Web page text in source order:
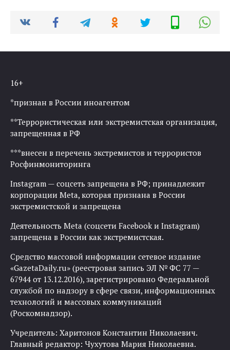
16+
*признан в России иноагентом
**Террористическая или экстремистская организация,
запрещенная в РФ
***внесен в перечень экстремистов и террористов
Росфинмониторинга
Instagram — соцсеть запрещена в РФ; принадлежит
корпорации Meta, которая признана в России
экстремистской и запрещена
Деятельность Meta (соцсети Facebook и Instagram)
запрещена в России как экстремистская.
Средство массовой информации сетевое издание
«GazetaDaily.ru» (реестровая запись ЭЛ № ФС 77 —
67944 от 13.12.2016), зарегистрировано Федеральной
службой по надзору в сфере связи, информационных
технологий и массовых коммуникаций
(Роскомнадзор).
Учредитель: Харитонов Константин Николаевич.
Главный редактор: Чухутова Мария Николаевна.